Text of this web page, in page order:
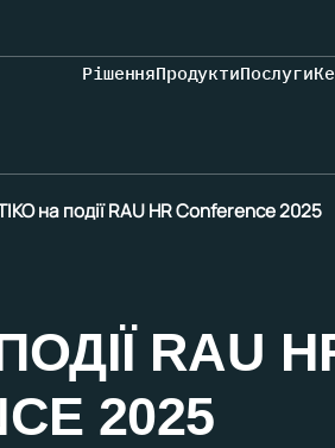
РішенняПродуктиПослуги
на події RAU HR Conference 2025
RAU
2025